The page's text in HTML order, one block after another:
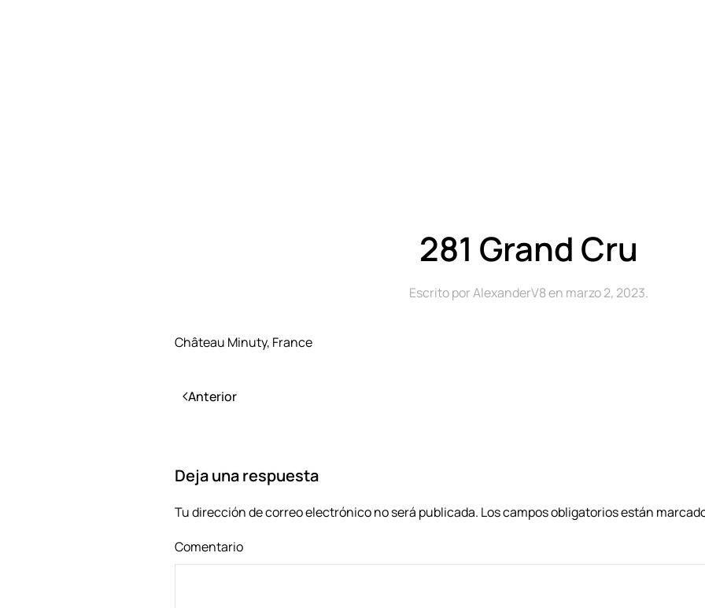
281 Grand Cru
Escrito porAlexanderV8en marzo 2, 2023.
Château Minuty, France
Anterior
Deja una respuesta
Tu dirección de correo electrónico no será publicada. Los campos obligatorios están
Comentario